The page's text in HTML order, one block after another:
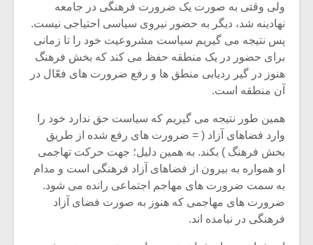
ولی وقتی به صورت یک ضرورت فرهنگی در جامعه
نهادینه شد، دیگر به حضور نیروی سیاسی احتیاجی نیست.
پس نتیجه می گیریم سیاست مشروعیت خود را تا زمانی
برای حضور در یک منطقه حفظ می کند که بخش فرهنگ
هنوز در گیر ردیابی منطق ها و رفع ضرورت های فعّال در
آن منطقه است.
همین طور نتیجه می گیریم که سیاست حق ندارد خود را
وارد فضاهای آزاد ( = ضرورت های رفع شده از طریق
بخش فرهنگ ) بکند. به همین دلیل؛ جهت حرکت تهاجمی
او همواره به بیرون از فضاهای آزاد فرهنگی است و مدام
به سمت ضرورت های مهاجم اجتماعی رانده می شود.
ضرورت های مهاجمی که هنوز به صورت فضای آزاد
فرهنگی در نیامده اند.
یادداشتی بر موسیقی
متن فیلم «متری
شیش و نیم»
اگر نمی توانی
مشهورترین باشی،
بدنام ترین باش
دوره
موسیقی
سکانسی